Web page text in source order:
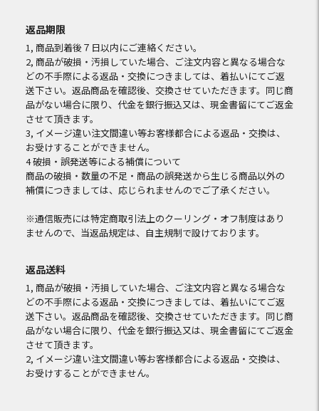
返品期限
1, 商品到着後７日以内にご連絡ください。
2, 商品が破損・汚損していた場合、ご注文内容と異なる場合な
どの不手際による返品・交換につきましては、着払いにてご返
送下さい。返品商品を確認後、交換させていただきます。同じ商
品がない場合に限り、代金を銀行振込又は、現金書留にてご返金
させて頂きます。
3, イメージ違い注文間違い等お客様都合による返品・交換は、
お受けすることができません。
4 破損・誤発送等による補償について
商品の破損・数量の不足・商品の誤発送から生じる商品以外の
補償につきましては、応じられませんのでご了承ください。
※通信販売には特定商取引法上のクーリング・オフ制度はあり
ませんので、当返品規定は、自主規制で設けております。
返品送料
1, 商品が破損・汚損していた場合、ご注文内容と異なる場合な
どの不手際による返品・交換につきましては、着払いにてご返
送下さい。返品商品を確認後、交換させていただきます。同じ商
品がない場合に限り、代金を銀行振込又は、現金書留にてご返金
させて頂きます。
2, イメージ違い注文間違い等お客様都合による返品・交換は、
お受けすることができません。